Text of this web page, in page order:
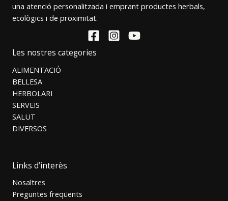
una atenció personalitzada i emprant productes herbals,
ecològics i de proximitat.
Les nostres categories
ALIMENTACIÓ
BELLESA
HERBOLARI
SERVEIS
SALUT
DIVERSOS
Links d’interès
Nosaltres
Preguntes freqüents